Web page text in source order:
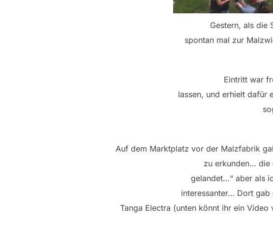
Gestern, als die
spontan mal zur
Eintritt war
lassen, und erhielt dafür
Auf dem Marktplatz vor der Malzfabrik
zu erkunden… die
gelandet…“ aber als
interessanter… Dort
Tanga Electra (unten könnt ihr ein